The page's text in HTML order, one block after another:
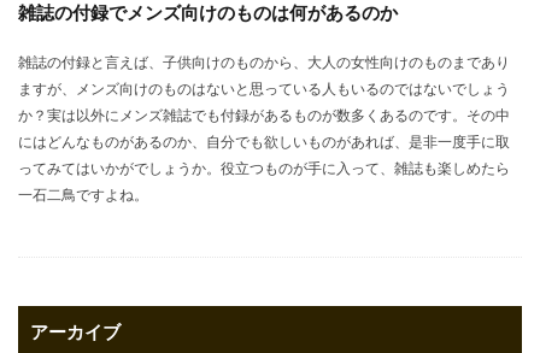
雑誌の付録でメンズ向けのものは何があるのか
雑誌の付録と言えば、子供向けのものから、大人の女性向けのものまであり
ますが、メンズ向けのものはないと思っている人もいるのではないでしょう
か？実は以外にメンズ雑誌でも付録があるものが数多くあるのです。その中
にはどんなものがあるのか、自分でも欲しいものがあれば、是非一度手に取
ってみてはいかがでしょうか。役立つものが手に入って、雑誌も楽しめたら
一石二鳥ですよね。
アーカイブ